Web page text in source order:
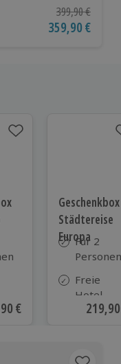
3 Bewertungen
Ursprünglicher
399,90 €
Aktueller Preis
359,90 €
Preis
€
Geschenkbox
Städtereise
Europa
Für 2
Personen
Freie
Hotel-
Auswahl